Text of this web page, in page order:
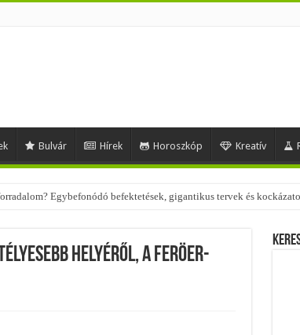
Bulvár Hírek Horoszkóp Kreatív
milyen stílusokhoz illenek!
helyéről, a Feröer-